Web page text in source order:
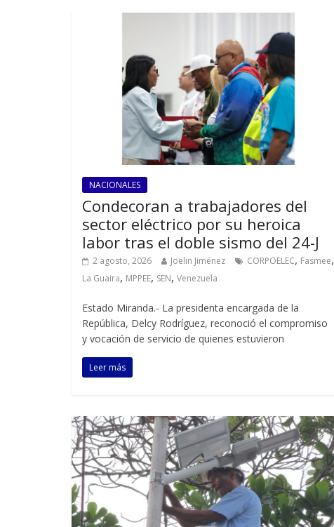
NACIONALES
Condecoran a trabajadores del
sector eléctrico por su heroica
labor tras el doble sismo del 24-J
2 agosto, 2026 Joelin Jiménez CORPOELEC, Fasmee,
La Guaira, MPPEE, SEN, Venezuela
Estado Miranda.- La presidenta encargada de la
República, Delcy Rodríguez, reconoció el compromiso
y vocación de servicio de quienes estuvieron
Leer más